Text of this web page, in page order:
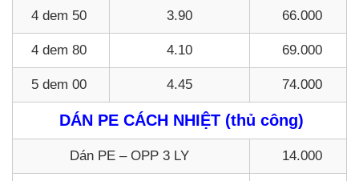
4 dem 50 3.90 66.000
4 dem 80 4.10 69.000
5 dem 00 4.45 74.000
DÁN PE CÁCH NHIỆT (thủ công)
Dán PE – OPP 3 LY 14.000